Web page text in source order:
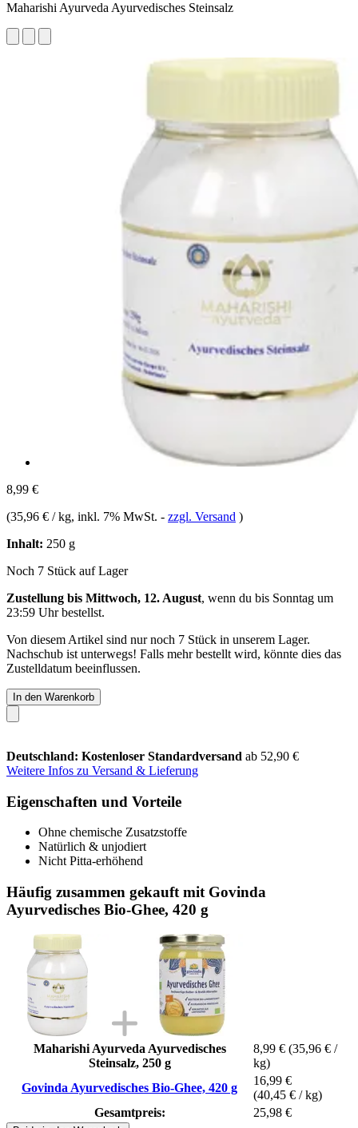
Maharishi Ayurveda Ayurvedisches Steinsalz
8,99 €
(35,96 € / kg, inkl. 7% MwSt. - zzgl. Versand )
Inhalt: 250 g
Noch 7 Stück auf Lager
Zustellung bis Mittwoch, 12. August, wenn du bis Sonntag um
23:59 Uhrbestellst.
Von diesem Artikel sind nur noch 7 Stück in unserem Lager.
Nachschub ist unterwegs! Falls mehr bestellt wird, könnte dies das
Zustelldatum beeinflussen.
In den Warenkorb
Deutschland: Kostenloser Standardversand ab 52,90 €
Weitere Infos zu Versand & Lieferung
Eigenschaften und Vorteile
Ohne chemische Zusatzstoffe
Natürlich & unjodiert
Nicht Pitta-erhöhend
Häufig zusammen gekauft mit Govinda
Ayurvedisches Bio-Ghee, 420 g
Maharishi Ayurveda Ayurvedisches
Steinsalz, 250 g
8,99 € (35,96 € /
kg)
Govinda Ayurvedisches Bio-Ghee, 420 g
16,99 €
(40,45 € / kg)
Gesamtpreis:
25,98 €